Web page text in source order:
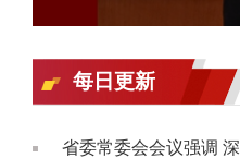
每日更新
省委常委会会议强调